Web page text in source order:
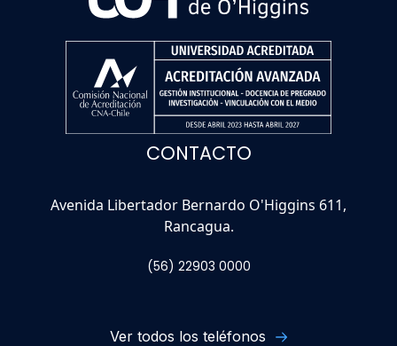
CONTACTO
Avenida Libertador Bernardo O'Higgins 611,
Rancagua.
(56) 22903 0000
Ver todos los teléfonos